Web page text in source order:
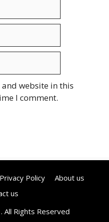
website in this
I comment.
Privacy Policy
About us
us
All Rights Reserved